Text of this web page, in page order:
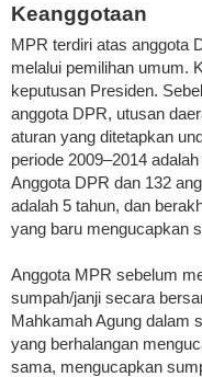
Keanggotaan
MPR terdiri atas anggota
melalui pemilihan umum.
keputusan Presiden.
anggota DPR, utusan
aturan yang ditetapkan
periode 2009–2014
Anggota DPR dan 132
adalah 5 tahun, dan
yang baru mengucapkan
Anggota MPR sebelum
sumpah/janji secara
Mahkamah Agung dalam
yang berhalangan
sama, mengucapkan